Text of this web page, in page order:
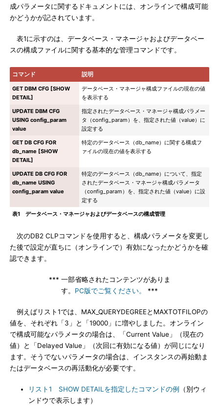
成パラメータに関するドキュメントには、オンラインで構成可能
かどうかが記されています。
表1に示すのは、データベース・マネージャおよびデータベー
スの構成ファイルに関する基本的な管理コマンドです。
コマンド 説明
GET DBM CFG [SHOW
DETAIL]
データベース・マネージャ構成ファイルの現在の値
を表示する
UPDATE DBM CFG
USING config_param
value
指定されたデータベース・マネージャ構成パラメー
タ（config_param）を、指定された値（value）に
設定する
GET DB CFG FOR
db_name [SHOW
DETAIL]
特定のデータベース（db_name）に関する構成フ
ァイルの現在の値を表示する
UPDATE DB CFG FOR
db_name USING
config_param value
特定のデータベース（db_name）について、指定
されたデータベース・マネージャ構成パラメータ
（config_param）を、指定された値（value）に設
定する
表1 データベース・マネージャおよびデータベースの構成管理
次のDB2 CLPコマンドを使用すると、構成パラメータを変更し
た後で設定が直ちに（オンラインで）有効になったかどうかを確
認できます。
*** 一部省略されたコンテンツがありま
す。 PC版でご覧ください。 ***
例えばリスト1では、MAX_QUERYDEGREEとMAXTOTFILOPの
値を、それぞれ「3」と「19000」に増やしました。オンライン
で構成可能なパラメータの場合は、「Current Value」（現在の
値）と「Delayed Value」（次回に有効になる値）が同じになり
ます。そうでないパラメータの場合は、インスタンスの再始動ま
たはデータベースの再活動化が必要です。
リスト1 SHOW DETAILを指定したコマンドの例
（別ウィ
ンドウで表示します）